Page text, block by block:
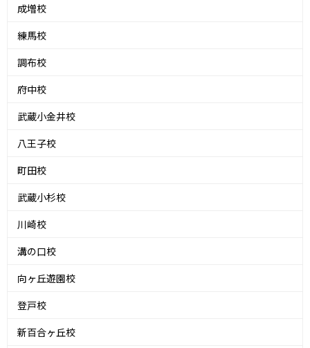
成増校
練馬校
調布校
府中校
武蔵小金井校
八王子校
町田校
武蔵小杉校
川崎校
溝の口校
向ヶ丘遊園校
登戸校
新百合ヶ丘校